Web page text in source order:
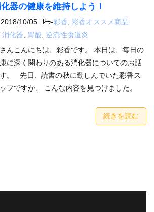
器の健康を維持しよう！
2018/10/05 -彩香
彩香オススメ商品
消化器
胃酸 逆流性食道炎
んこんにちは、彩香です。 本日は、毎日の
に深く関わりのある消化器についてのお話
。 先日、読書の秋に勤しんでいた彩香ス
フですが、 こんな内容を見つけました。
続きを読む